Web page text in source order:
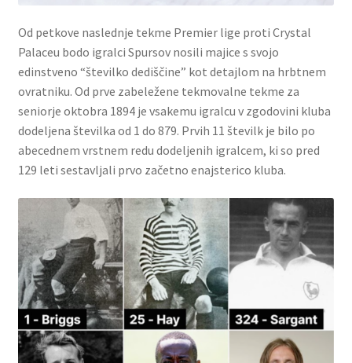
Od petkove naslednje tekme Premier lige proti Crystal
Palaceu bodo igralci Spursov nosili majice s svojo
edinstveno “številko dediščine” kot detajlom na hrbtnem
ovratniku. Od prve zabeležene tekmovalne tekme za
seniorje oktobra 1894 je vsakemu igralcu v zgodovini kluba
dodeljena številka od 1 do 879. Prvih 11 številk je bilo po
abecednem vrstnem redu dodeljenih igralcem, ki so pred
129 leti sestavljali prvo začetno enajsterico kluba.